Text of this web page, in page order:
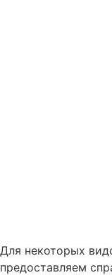
Для некоторых
предоставляем